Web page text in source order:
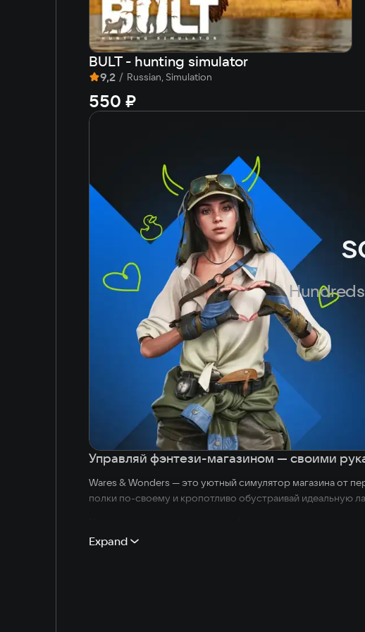
BULT - hunting simulator
9,2 / Russian, Simulation
550 ₽
Управляй фэнтези-магазином — своими
Wares & Wonders — это уютный симулятор магазина от
полки по-своему и кропотливо обустраивай идеальную
Твой магазин — это не просто цены. У каждого предмета
Expand